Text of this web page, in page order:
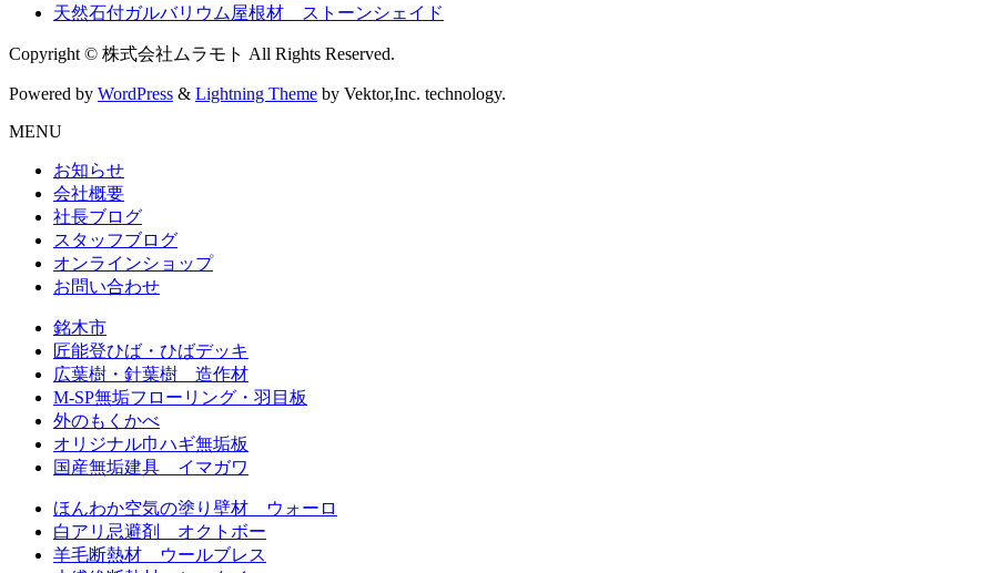
天然石付ガルバリウム屋根材 ストーンシェイド
Copyright © 株式会社ムラモト All Rights Reserved.
Powered by WordPress & Lightning Theme by Vektor,Inc. technology.
MENU
お知らせ
会社概要
社長ブログ
スタッフブログ
オンラインショップ
お問い合わせ
銘木市
匠能登ひば・ひばデッキ
広葉樹・針葉樹 造作材
M-SP無垢フローリング・羽目板
外のもくかべ
オリジナル巾ハギ無垢板
国産無垢建具 イマガワ
ほんわか空気の塗り壁材 ウォーロ
白アリ忌避剤 オクトボー
羊毛断熱材 ウールブレス